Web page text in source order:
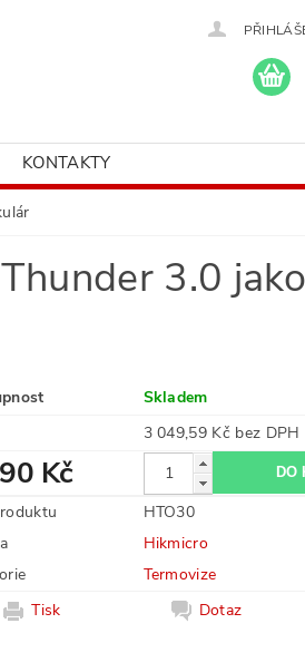
KONTAKTY
3.0 jako
Skladem
3 049,59 Kč bez DPH
Kč
HTO30
Hikmicro
Termovize
Tisk
Dotaz